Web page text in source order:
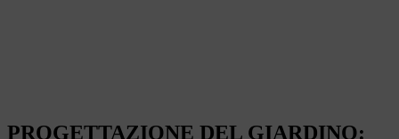
PROGETTAZIONE DEL GIARDINO: